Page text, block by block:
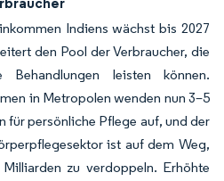
Indiens wächst bis 2027
den Pool der Verbraucher, die
leisten können.
in Metropolen wenden nun 3–5
für persönliche Pflege auf, und der
ist auf dem Weg,
zu verdoppeln. Erhöhte